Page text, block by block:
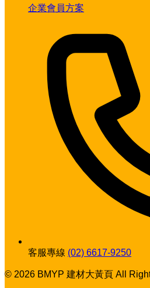
企業會員方案
客服專線 (02) 6617-9250
© 2026 BMYP 建材大黃頁 All